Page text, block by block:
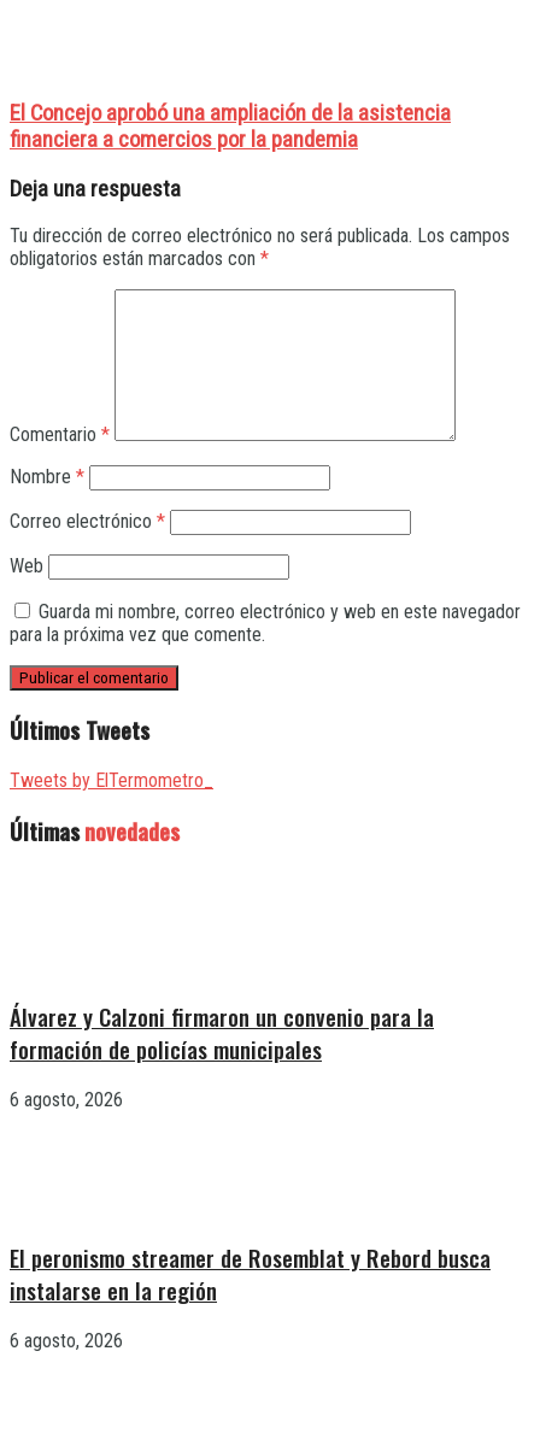
El Concejo aprobó una ampliación de la asistencia
financiera a comercios por la pandemia
Deja una respuesta
Tu dirección de correo electrónico no será publicada. Los campos
obligatorios están marcados con *
Comentario *
Nombre *
Correo electrónico *
Web
Guarda mi nombre, correo electrónico y web en este navegador
para la próxima vez que comente.
Últimos Tweets
Tweets by ElTermometro_
Últimasnovedades
Álvarez y Calzoni firmaron un convenio para la
formación de policías municipales
6 agosto, 2026
El peronismo streamer de Rosemblat y Rebord busca
instalarse en la región
6 agosto, 2026